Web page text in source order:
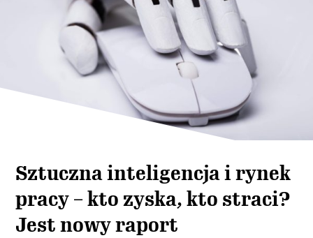
Sztuczna inteligencja i rynek
pracy – kto zyska, kto straci?
Jest nowy raport